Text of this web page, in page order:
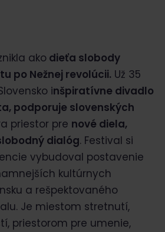
ako dieťa slobody
po Nežnej revolúcii. Už 35
inšpiratívne divadlo
podporuje slovenských
priestor pre nové diela,
dialóg. Festival si
vybudoval postavenie
kultúrnych
a rešpektovaného
Je miestom stretnutí,
priestorom pre umenie,